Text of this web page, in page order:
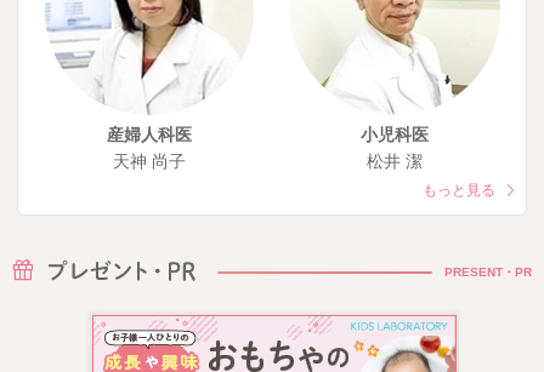
産婦人科医
天神 尚子
小児科医
松井 潔
もっと見る
PRESENT・PR